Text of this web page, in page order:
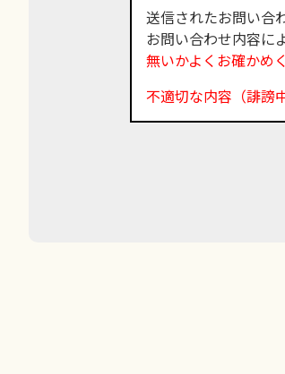
送信されたお問い合
お問い合わせ内容に
無いかよくお確かめ
不適切な内容（誹謗